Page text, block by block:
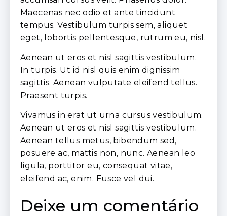
Maecenas nec odio et ante tincidunt
tempus. Vestibulum turpis sem, aliquet
eget, lobortis pellentesque, rutrum eu, nisl.
Aenean ut eros et nisl sagittis vestibulum.
In turpis. Ut id nisl quis enim dignissim
sagittis. Aenean vulputate eleifend tellus.
Praesent turpis.
Vivamus in erat ut urna cursus vestibulum.
Aenean ut eros et nisl sagittis vestibulum.
Aenean tellus metus, bibendum sed,
posuere ac, mattis non, nunc. Aenean leo
ligula, porttitor eu, consequat vitae,
eleifend ac, enim. Fusce vel dui.
Deixe um comentário